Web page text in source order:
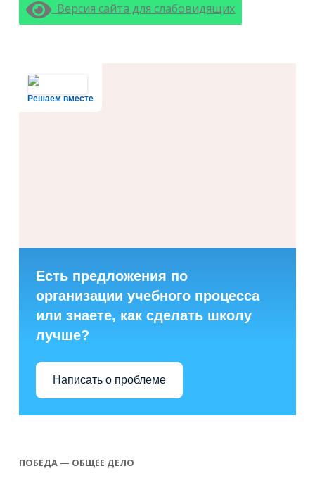
Версия сайта для слабовидящих
Решаем вместе
Есть предложения по
организации учебного процесса
или знаете, как сделать школу
лучше?
Написать о проблеме
ПОБЕДА — ОБЩЕЕ ДЕЛО